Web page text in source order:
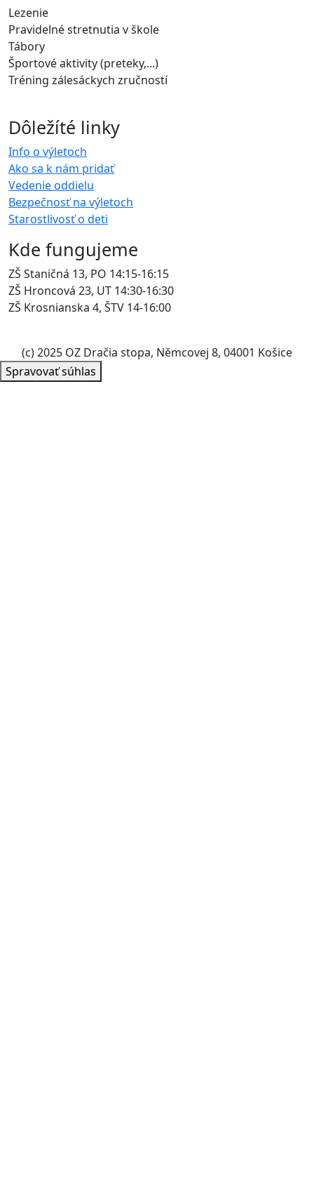
Lezenie
Pravidelné stretnutia v škole
Tábory
Športové aktivity (preteky,...)
Tréning zálesáckych zručností
Dôležíté linky
Info o výletoch
Ako sa k nám pridať
Vedenie oddielu
Bezpečnosť na výletoch
Starostlivosť o deti
Kde fungujeme
ZŠ Staničná 13, PO 14:15-16:15
ZŠ Hroncová 23, UT 14:30-16:30
ZŠ Krosnianska 4, ŠTV 14-16:00
(c) 2025 OZ Dračia stopa, Němcovej 8, 04001 Košice
Spravovať súhlas